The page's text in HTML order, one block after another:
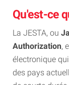
Qu'est-ce
La JESTA, ou
Authorization,
électronique
des pays